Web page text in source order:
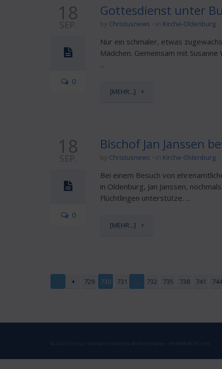
18
SEP.
0
Gottesdienst unter
by Christusnews in Kirche-Oldenburg
Nur ein schmaler, etwas
Mädchen. Gemeinsam mit
...
[MEHR...]
18
SEP.
0
Bischof Jan Janssen
by Christusnews in Kirche-Oldenburg
Bei einem Besuch von
in Oldenburg, Jan Janssen,
Flüchtlingen unterstütze. ...
[MEHR...]
729 730 731 … 732 735 738 741 744
© 2024 Christus- und Garnisonkirche Wilhelmshaven - HAVENKIRCHE / mk